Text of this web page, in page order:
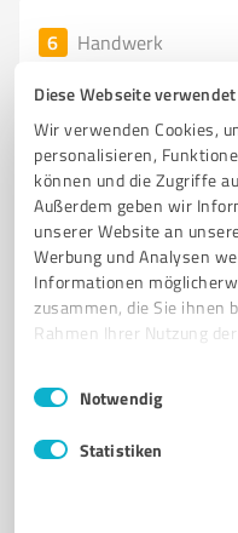
Diese Webseite verwendet
Wir verwenden Cookies,
personalisieren,
können und die Zugriffe
Außerdem geben wir
unserer Website an
Werbung und Analysen
Informationen
zusammen, die Sie ihnen
Rahmen Ihrer Nutzung
Impressum
Einwilligungsauswahl
Notwendig
Statistiken
6 Handwerk
und Holzbau in
HOLZBAU ZIMMERMANN
HOLZHÄUSER
HANDWERK REGIONALE
KUNDENSERVICE